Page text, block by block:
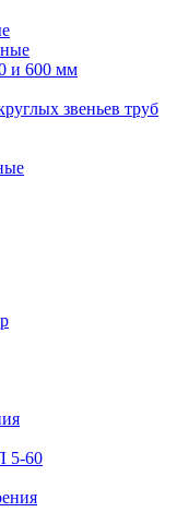
и 600 мм
звеньев труб
5-60